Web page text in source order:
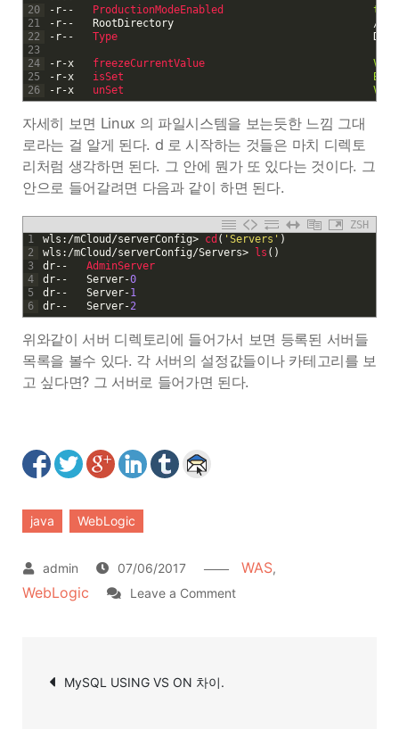
20
21
22
23
24
25
26
- r-- ProductionModeEnabled true
- r-- RootDirectory /
- r-- Type
- r-x freezeCurrentValue Void
- r-x isSet
- r-x unSet Void
자세히 보면 Linux 의 파일시스템을 보는듯한 느낌 그대
로라는 걸 알게 된다. d 로 시작하는 것들은 마치 디렉토
리처럼 생각하면 된다. 그 안에 뭔가 또 있다는 것이다. 그
안으로 들어갈려면 다음과 같이 하면 된다.
ZSH
1
2
3
4
5
6
wls : /mCloud /serverConfig> cd ( 'Servers' )
wls : /mCloud /serverConfig/Servers> ls ( )
dr--
AdminServer
dr-- Server-0
dr-- Server-1
dr-- Server-2
위와같이 서버 디렉토리에 들어가서 보면 등록된 서버들
목록을 볼수 있다. 각 서버의 설정값들이나 카테고리를 보
고 싶다면? 그 서버로 들어가면 된다.
java WebLogic
07/06/2017 WAS,
WebLogic Leave a Commenton
탐
MySQL USING VS ON 차이.